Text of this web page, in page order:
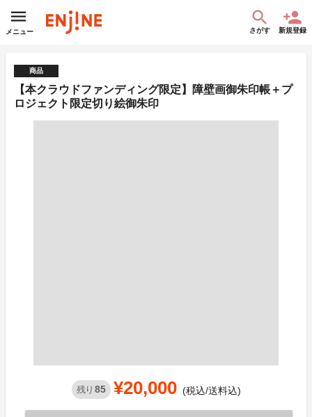
メニュー さがす 新規登録
商品
【本クラウドファンディング限定】障壁画御朱印帳＋プ
ロジェクト限定切り絵御朱印
残り 85 ¥20,000 (税込/送料込)